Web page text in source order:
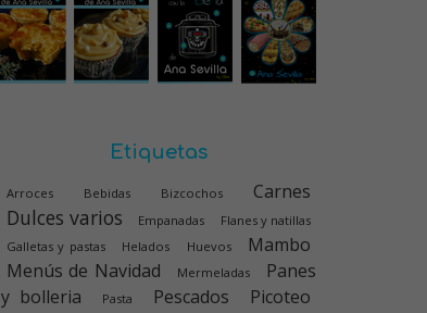
Etiquetas
Arroces Bebidas Bizcochos Carnes
Dulces varios Empanadas
Flanes y natillas
Galletas y pastas
Helados Huevos
Mambo
Menús de Navidad
Mermeladas
Panes
y bolleria
Pasta Pescados Picoteo